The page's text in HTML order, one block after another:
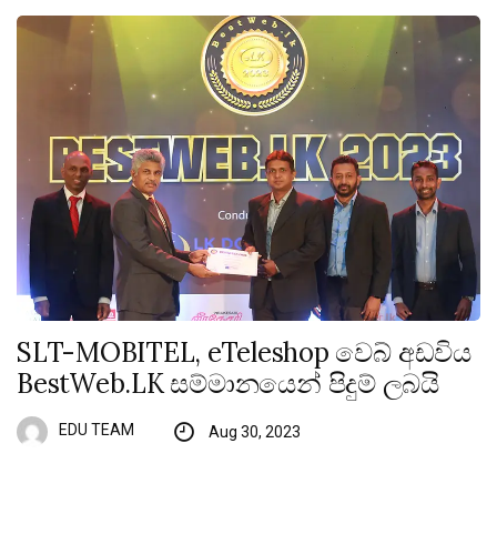
SLT-MOBITEL, eTeleshop වෙබ් අඩවිය
BestWeb.LK සම්මානයෙන් පිදුම් ලබයි
EDU TEAM Aug 30, 2023